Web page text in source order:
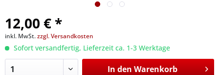
12,00 € *
inkl. MwSt.zzgl. Versandkosten
Sofort versandfertig, Lieferzeit ca. 1-3 Werktage
In den Warenkorb